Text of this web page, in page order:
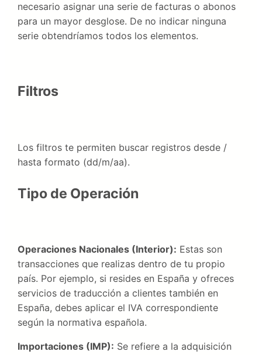
necesario asignar una serie de facturas o abonos
para un mayor desglose. De no indicar ninguna
serie obtendríamos todos los elementos.
Filtros
Los filtros te permiten buscar registros desde /
hasta formato (dd/m/aa).
Tipo de Operación
Operaciones Nacionales (Interior): Estas son
transacciones que realizas dentro de tu propio
país. Por ejemplo, si resides en España y ofreces
servicios de traducción a clientes también en
España, debes aplicar el IVA correspondiente
según la normativa española.
Importaciones (IMP): Se refiere a la adquisición